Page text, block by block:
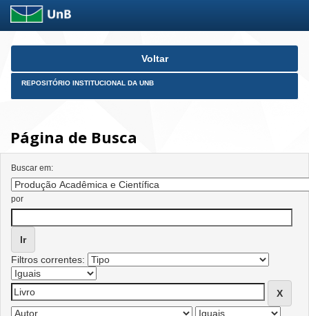
Skip
Voltar
REPOSITÓRIO INSTITUCIONAL DA UNB
Página de Busca
Buscar em:
por
Filtros correntes: